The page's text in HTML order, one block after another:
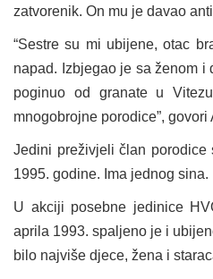
zatvorenik. On mu je davao
“Sestre su mi ubijene, otac
napad. Izbjegao je sa ženom
poginuo od granate u
mnogobrojne porodice”, govori
Jedini preživjeli član porodice
1995. godine. Ima jednog sina.
U akciji posebne jedinice
aprila 1993. spaljeno je i
bilo najviše djece, žena i